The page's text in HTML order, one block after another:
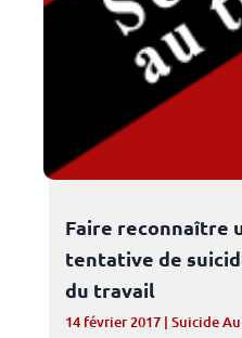
Faire reconnaître
tentative de
du travail
14 février 2017| Suicide